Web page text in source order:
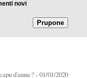
novi
d'annu ?- 01/01/2020